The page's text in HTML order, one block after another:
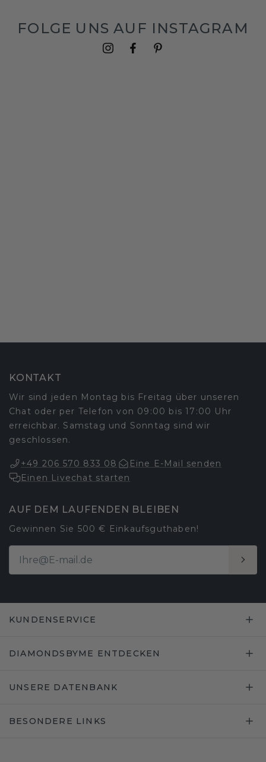
FOLGE UNS AUF INSTAGRAM
KONTAKT
Wir sind jeden Montag bis Freitag über unseren
Chat oder per Telefon von 09:00 bis 17:00 Uhr
erreichbar. Samstag und Sonntag sind wir
geschlossen.
+49 206 570 833 08
Eine E-Mail senden
Einen Livechat starten
AUF DEM LAUFENDEN BLEIBEN
Gewinnen Sie 500 € Einkaufsguthaben!
KUNDENSERVICE
DIAMONDSBYME ENTDECKEN
UNSERE DATENBANK
BESONDERE LINKS